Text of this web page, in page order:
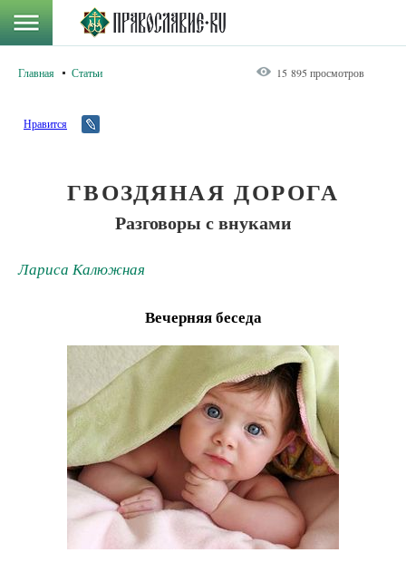
Главная Статьи 15 895 просмотров
Нравится
ГВОЗДЯНАЯ ДОРОГА
Разговоры с внуками
Лариса Калюжная
Вечерняя беседа